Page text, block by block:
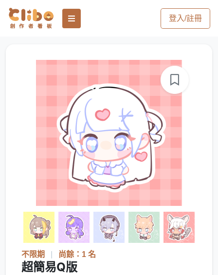
登入/註冊
不限期 尚餘：1 名
超簡易Q版